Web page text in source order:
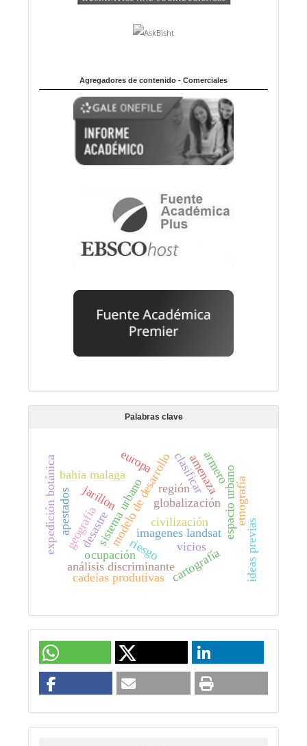
Agregadores de contenido - Comerciales
Palabras clave
globalización
modelo de desarrollo espacio urbano
sistema urbano
jarillon
ocupación
análisis discriminante
imagenes landsat
amenaza
riesgo
bahia malaga
expedición botánica geografía
cartografía
apestados civilización
clasificar
etnografía
región
vicios
armero
desastre
cadeias produtivas ideas previas
europa